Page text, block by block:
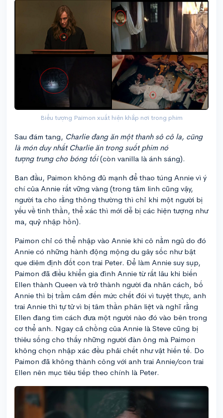
Biểu tượng Paimon xuất hiện khắp nơi trong phim
Sau đám tang, Charlie đang ăn một thanh sô cô la, cũng
là món duy nhất Charlie ăn trong suốt phim nó
tượng trưng cho bóng tối(còn vanilla là ánh sáng).
Ban đầu, Paimon không đủ mạnh để thao túng Annie vì ý
chí của Annie rất vững vàng (trong tâm linh cũng vậy,
người ta cho rằng thông thường thì chỉ khi một người bị
yếu về tinh thần, thể xác thì mới dễ bị các hiện tượng như
ma, quỷ nhập hồn).
Paimon chỉ có thể nhập vào Annie khi cô nằm ngủ do đó
Annie có những hành động mộng du gây sốc như bật
que diêm định đốt con trai Peter. Để làm Annie suy sụp,
Paimon đã điều khiển gia đình Annie từ rất lâu khi biến
Ellen thành Queen và trở thành người đa nhân cách, bố
Annie thì bị trầm cảm đến mức chết đói vì tuyệt thực, anh
trai Annie thì tự tử vì bị tâm thần phân liệt và nghĩ rằng
Ellen đang tìm cách đưa một người nào đó vào bên trong
cơ thể anh. Ngay cả chồng của Annie là Steve cũng bị
thiêu sống cho thấy những người đàn ông mà Paimon
không chọn nhập xác đều phải chết như vật hiến tế. Do
Paimon đã không thành công với anh trai Annie/con trai
Ellen nên mục tiêu tiếp theo chính là Peter.